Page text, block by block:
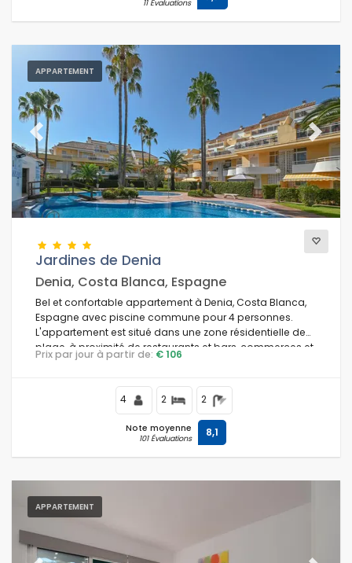
11 Évaluations
APPARTEMENT
Previous Next
Jardines de Denia
Denia, Costa Blanca, Espagne
Bel et confortable appartement à Denia, Costa Blanca,
Espagne avec piscine commune pour 4 personnes.
L'appartement est situé dans une zone résidentielle de
plage, à proximité de restaurants et bars, commerces et
supermarchés, et à seulement 200 mètres de la plage
Prix par jour à partir de: € 106
4 2 2
Note moyenne
101 Évaluations 8,1
APPARTEMENT